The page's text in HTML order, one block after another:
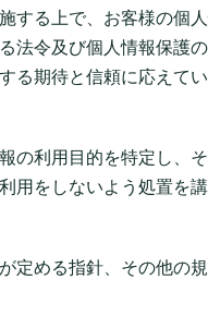
する上で、お客様の個
法令及び個人情報保護
る期待と信頼に応えてい
の利用目的を特定し、
用をしないよう処置を講
定める指針、その他の